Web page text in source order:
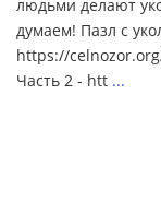
людьми делают
думаем! Пазл с
https://
Часть 2 - htt ...